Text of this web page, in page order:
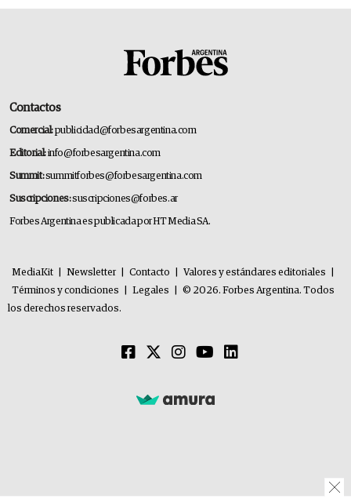
Contactos
Comercial:publicidad@forbesargentina.com
Editorial:info@forbesargentina.com
Summit:summitforbes@forbesargentina.com
Suscripciones:suscripciones@forbes.ar
Forbes Argentina es publicada por HT Media SA.
MediaKit Newsletter Contacto Valores y estándares editoriales
Términos y condiciones
Legales
© 2026. Forbes Argentina. Todos
los derechos reservados.